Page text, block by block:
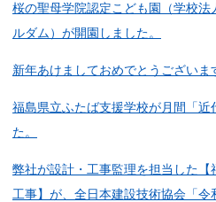
桜の聖母学院認定こども園（学校法
ルダム）が開園しました。
新年あけましておめでとうございま
福島県立ふたば支援学校が月間「近
た。
弊社が設計・工事監理を担当した
工事】が、全日本建設技術協会「